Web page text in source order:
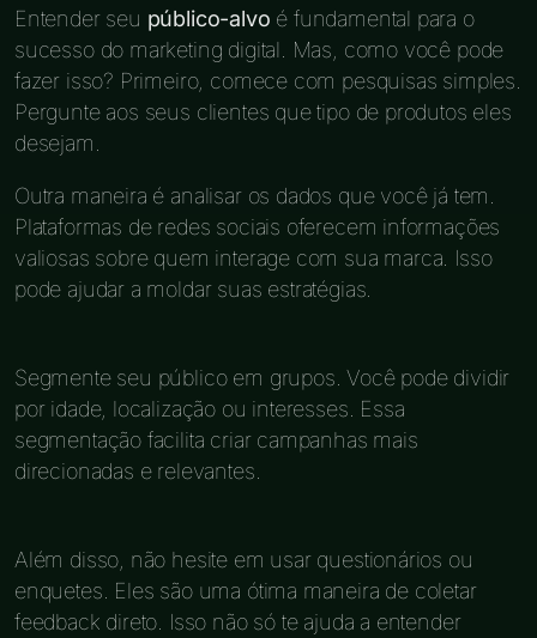
Entender seu público-alvo é fundamental para o
sucesso do marketing digital. Mas, como você pode
fazer isso? Primeiro, comece com pesquisas simples.
Pergunte aos seus clientes que tipo de produtos eles
desejam.
Outra maneira é analisar os dados que você já tem.
Plataformas de redes sociais oferecem informações
valiosas sobre quem interage com sua marca. Isso
pode ajudar a moldar suas estratégias.
Segmente seu público em grupos. Você pode dividir
por idade, localização ou interesses. Essa
segmentação facilita criar campanhas mais
direcionadas e relevantes.
Além disso, não hesite em usar questionários ou
enquetes. Eles são uma ótima maneira de coletar
feedback direto. Isso não só te ajuda a entender